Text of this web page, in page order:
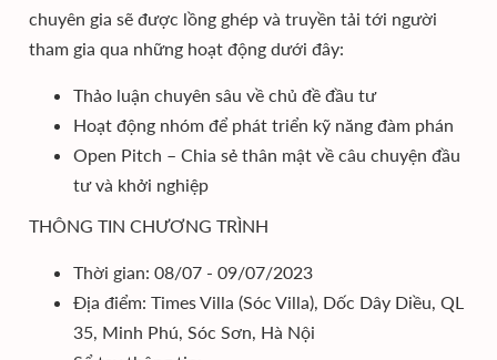
chuyên gia sẽ được lồng ghép và truyền tải tới người
tham gia qua những hoạt động dưới đây:
Thảo luận chuyên sâu về chủ đề đầu tư
Hoạt động nhóm để phát triển kỹ năng đàm phán
Open Pitch – Chia sẻ thân mật về câu chuyện đầu
tư và khởi nghiệp
THÔNG TIN CHƯƠNG TRÌNH
Thời gian: 08/07 - 09/07/2023
Địa điểm: Times Villa (Sóc Villa), Dốc Dây Diều, QL
35, Minh Phú, Sóc Sơn, Hà Nội